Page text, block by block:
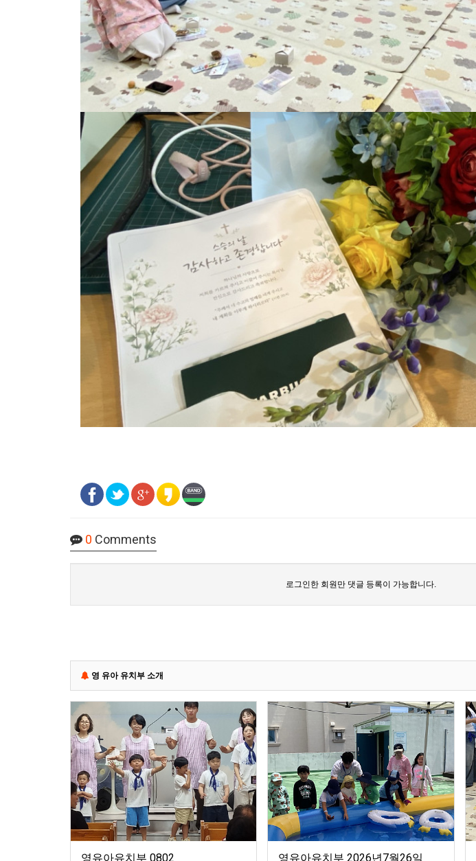
0 Comments
로그인한 회원만 댓글 등록이 가능합니다.
영 유아 유치부 소개
영유아유치부 0802 영유아유치부 2026년7월26일